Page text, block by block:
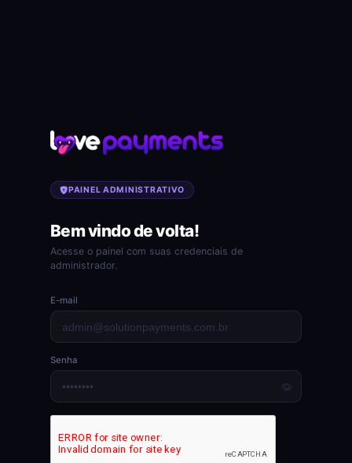
PAINEL ADMINISTRATIVO
Bem vindo de volta!
Acesse o painel com suas credenciais de
administrador.
E-mail
Senha